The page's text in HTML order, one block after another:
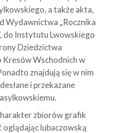
a także akta,
Wydawnictwa „Rocznika
do Instytutu Lwowskiego
Dziedzictwa
Wschodnich w
znajdują się w nim
i przekazane
zbiorów grafik
oglądając lubaczowską